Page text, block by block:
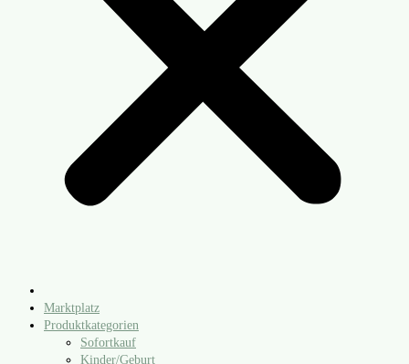
Marktplatz
Produktkategorien
Sofortkauf
Kinder/​Geburt